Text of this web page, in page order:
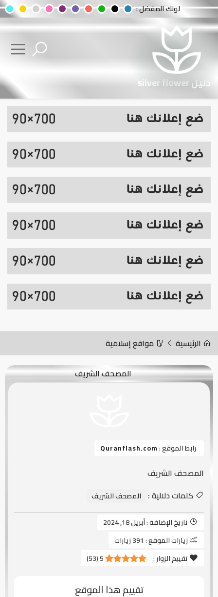
لونك المفضل :
دليل silver flower
الرئيسية مواقع إسلامية
المصحف الشريف
رابط الموقع :Quranflash.com
المصحف الشريف
كلمات دلالية :
المصحف الشريف
تاريخ الإضافة :أبريل 18, 2024
زيارات الموقع : 391 زيارات
تقييم الزوار :
5
(
53
)
تقييم هذا الموقع